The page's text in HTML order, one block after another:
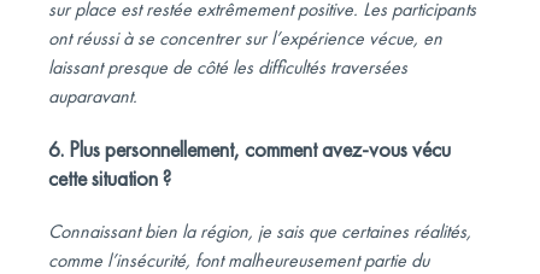
sur place est restée extrêmement positive. Les participants
ont réussi à se concentrer sur l’expérience vécue, en
laissant presque de côté les difficultés traversées
auparavant.
6. Plus personnellement, comment avez-vous vécu
cette situation ?
Connaissant bien la région, je sais que certaines réalités,
comme l’insécurité, font malheureusement partie du